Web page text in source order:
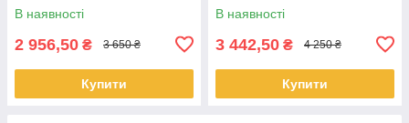
В наявності
2 956,50 ₴ 3 650 ₴
Купити
В наявності
3 442,50 ₴ 4 250 ₴
Купити